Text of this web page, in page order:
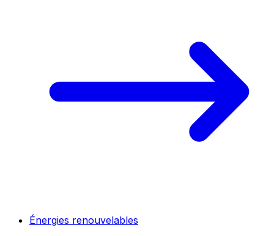
Énergies renouvelables